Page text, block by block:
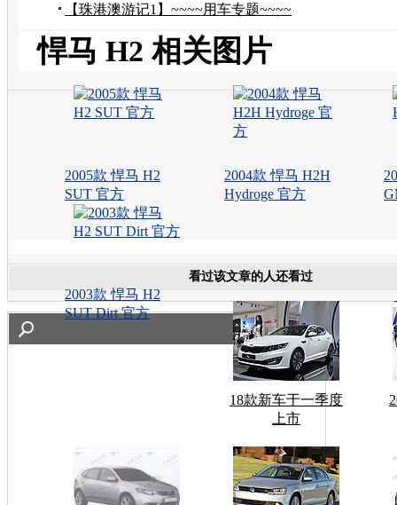
【珠港澳游记1】~~~~用车专题~~~~
悍马 H2 相关图片
2005款 悍马 H2
SUT 官方
2004款 悍马 H2H
Hydroge 官方
2003款 悍马 H2
SUT Dirt 官方
看过该文章的人还看过
18款新车于一季度
上市